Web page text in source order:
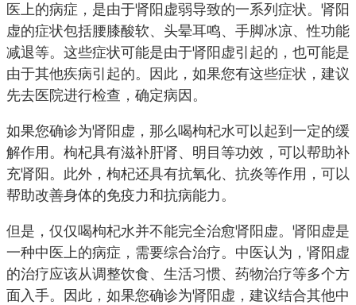
医上的病症，是由于肾阳虚弱导致的一系列症状。肾阳
虚的症状包括腰膝酸软、头晕耳鸣、手脚冰凉、性功能
减退等。这些症状可能是由于肾阳虚引起的，也可能是
由于其他疾病引起的。因此，如果您有这些症状，建议
先去医院进行检查，确定病因。
如果您确诊为肾阳虚，那么喝枸杞水可以起到一定的缓
解作用。枸杞具有滋补肝肾、明目等功效，可以帮助补
充肾阳。此外，枸杞还具有抗氧化、抗炎等作用，可以
帮助改善身体的免疫力和抗病能力。
但是，仅仅喝枸杞水并不能完全治愈肾阳虚。肾阳虚是
一种中医上的病症，需要综合治疗。中医认为，肾阳虚
的治疗应该从调整饮食、生活习惯、药物治疗等多个方
面入手。因此，如果您确诊为肾阳虚，建议结合其他中